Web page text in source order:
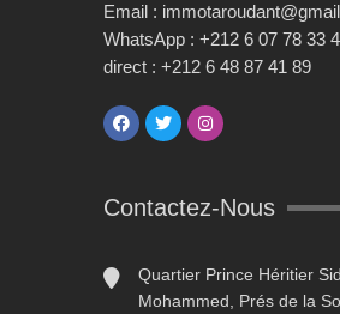
Email :
WhatsApp : +212 6 07 78 33
direct : +212 6 48 87 41 89
Contactez-Nous
Quartier Prince Héritier
Mohammed, Prés de la